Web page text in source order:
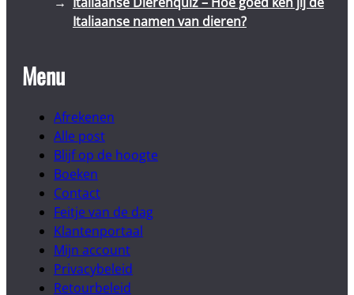
Italiaanse namen van dieren?
Menu
Afrekenen
Alle post
Blijf op de hoogte
Boeken
Contact
Feitje van de dag
Klantenportaal
Mijn account
Privacybeleid
Retourbeleid